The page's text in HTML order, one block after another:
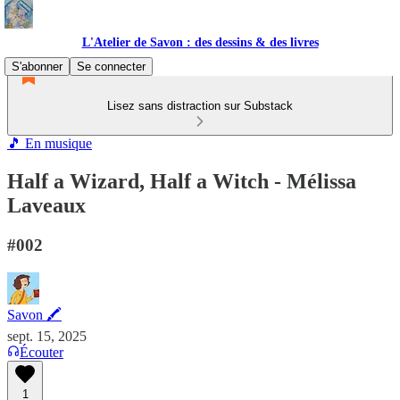
L'Atelier de Savon : des dessins & des livres
S'abonner
Se connecter
Lisez sans distraction sur Substack
🎵 En musique
Half a Wizard, Half a Witch - Mélissa
Laveaux
#002
Savon 🖍
sept. 15, 2025
Écouter
1